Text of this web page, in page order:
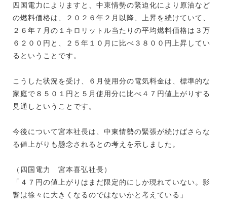
四国電力によりますと、中東情勢の緊迫化により原油など
の燃料価格は、２０２６年２月以降、上昇を続けていて、
２６年７月の１キロリットル当たりの平均燃料価格は３万
６２００円と、２５年１０月に比べ３８００円上昇してい
るということです。
こうした状況を受け、６月使用分の電気料金は、標準的な
家庭で８５０１円と５月使用分に比べ４７円値上がりする
見通しということです。
今後について宮本社長は、中東情勢の緊張が続けばさらな
る値上がりも懸念されるとの考えを示しました。
（四国電力 宮本喜弘社長）
「４７円の値上がりはまだ限定的にしか現れていない。影
響は徐々に大きくなるのではないかと考えている」